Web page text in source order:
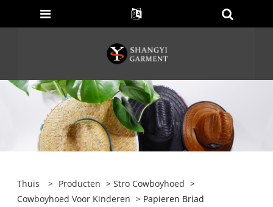
Thuis > Producten >Stro Cowboyhoed >
Cowboyhoed Voor Kinderen > Papieren Briad